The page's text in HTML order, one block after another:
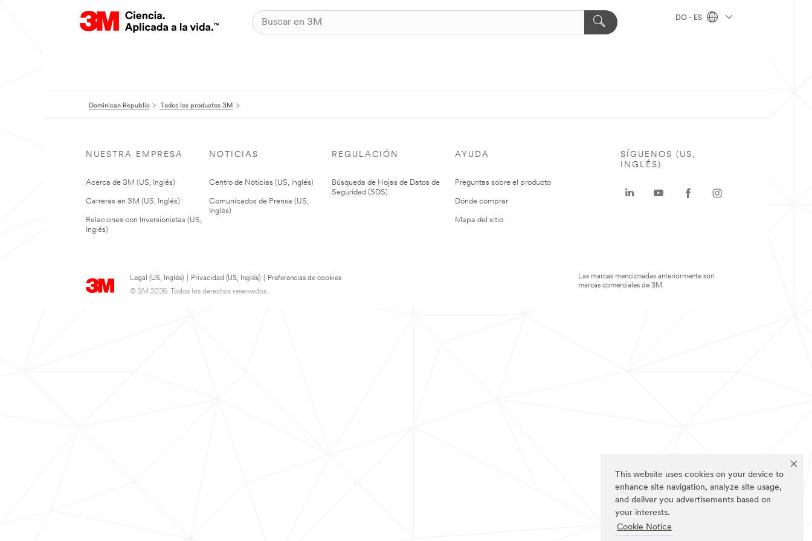
This website uses cookies on your device to
enhance site navigation, analyze site usage,
and deliver you advertisements based on
your interests.
Cookie Notice
DO - ES
Dominican Republic Todos los productos 3M
NUESTRA EMPRESA
Acerca de 3M (US, Inglés)
Carreras en 3M (US, Inglés)
Relaciones con Inversionistas (US,
Inglés)
NOTICIAS
Centro de Noticias (US, Inglés)
Comunicados de Prensa (US,
Inglés)
REGULACIÓN
Búsqueda de Hojas de Datos de
Seguridad (SDS)
AYUDA
Preguntas sobre el producto
Dónde comprar
Mapa del sitio
Legal (US, Inglés) Privacidad (US, Inglés)
Preferencias de cookies
© 3M 2026. Todos los derechos reservados..
SÍGUENOS (US,
INGLÉS)
Las marcas mencionadas anteriormente son
marcas comerciales de 3M.